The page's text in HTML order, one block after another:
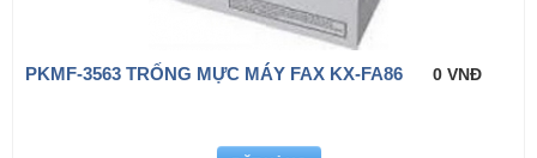
PKMF-3563 TRỐNG MỰC MÁY FAX KX-FA86 0 VNĐ